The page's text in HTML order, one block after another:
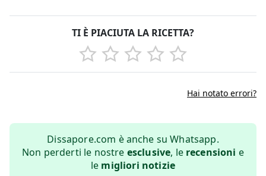
TI È PIACIUTA LA RICETTA?
Hai notato errori?
Dissapore.com è anche su Whatsapp.
Non perderti le nostre esclusive, le recensioni e
le migliori notizie